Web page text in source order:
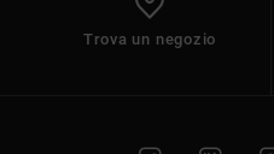
Trova un negozio